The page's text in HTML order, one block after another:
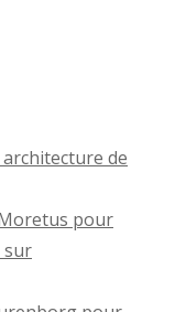
de
pour
sur